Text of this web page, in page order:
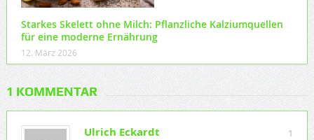
Starkes Skelett ohne Milch: Pflanzliche Kalziumquellen
für eine moderne Ernährung
12. März 2026
1 KOMMENTAR
1
Ulrich Eckardt